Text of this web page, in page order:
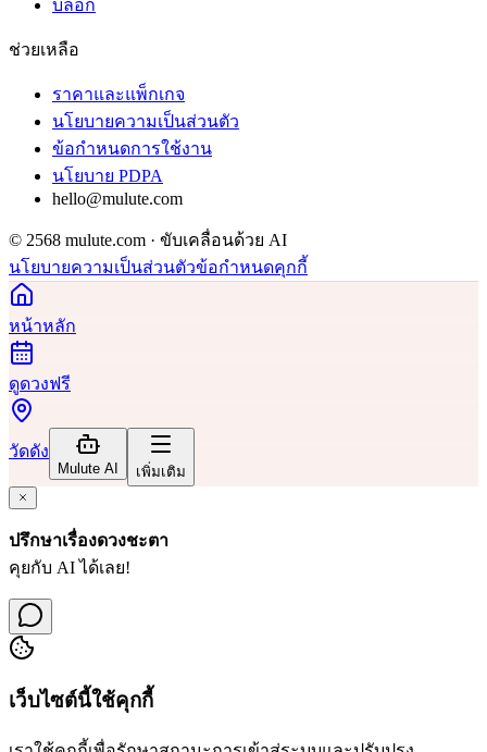
บล็อก
ช่วยเหลือ
ราคาและแพ็กเกจ
นโยบายความเป็นส่วนตัว
ข้อกำหนดการใช้งาน
นโยบาย PDPA
hello@mulute.com
© 2568 mulute.com · ขับเคลื่อนด้วย AI
นโยบายความเป็นส่วนตัวข้อกำหนดคุกกี้
หน้าหลัก
ดูดวงฟรี
วัดดัง
Mulute AI เพิ่มเติม
ปรึกษาเรื่องดวงชะตา
คุยกับ AI ได้เลย!
เว็บไซต์นี้ใช้คุกกี้